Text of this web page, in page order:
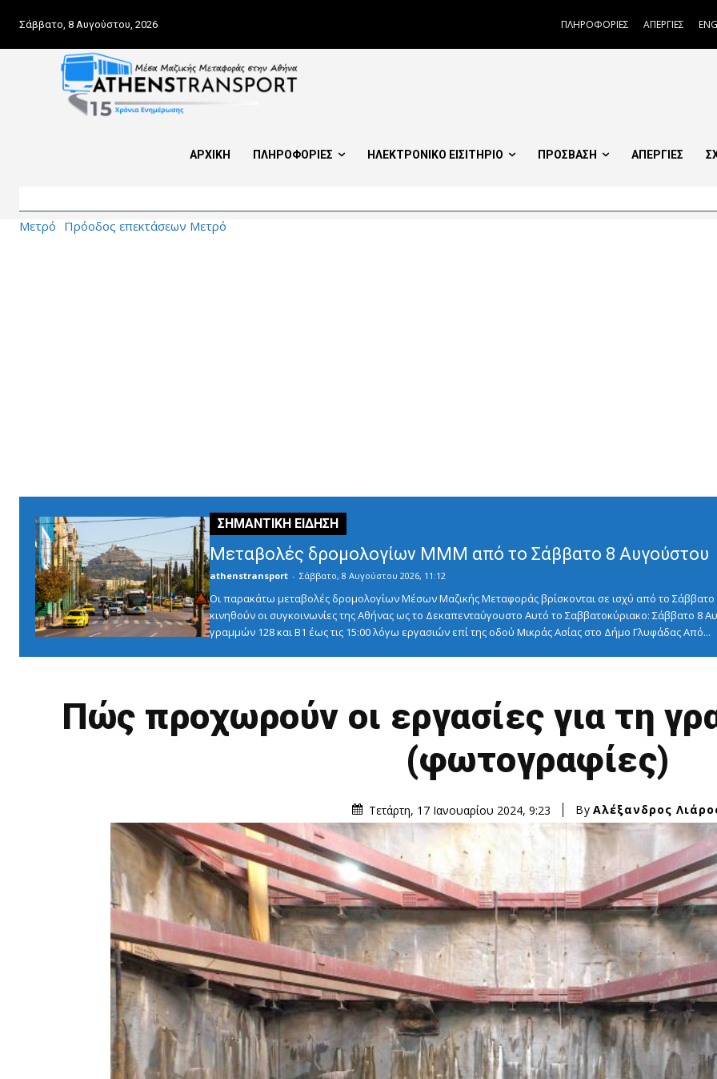
Σάββατο, 8 Αυγούστου, 2026 ΠΛΗΡΟΦΟΡΙΕΣ ΑΠΕΡΓΙΕΣ
ΑΡΧΙΚΗ ΠΛΗΡΟΦΟΡΙΕΣ ΗΛΕΚΤΡΟΝΙΚΟ ΕΙΣΙΤΗΡΙΟ ΠΡΟΣΒΑΣΗ ΑΠΕΡΓΙΕΣ
Μετρό Πρόοδος επεκτάσεων Μετρό
Μεταβολές δρομολογίων ΜΜΜ από το Σάββατο 8 Αυγούστου
athenstransport - Σάββατο, 8 Αυγούστου 2026, 11:12
Οι παρακάτω μεταβολές δρομολογίων Μέσων Μαζικής Μεταφοράς βρίσκονται σε ισχύ από το
κινηθούν οι συγκοινωνίες της Αθήνας ως το Δεκαπενταύγουστο Αυτό το Σαββατοκύριακο: Σάββατο
γραμμών 128 και Β1 έως τις 15:00 λόγω εργασιών επί της οδού Μικράς Ασίας στο Δήμο Γλυφάδας Από...
Πώς προχωρούν οι εργασίες για τη
(φωτογραφίες)
Τετάρτη, 17 Ιανουαρίου 2024, 9:23 By Αλέξανδρος